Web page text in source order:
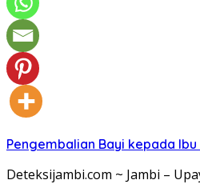
Pengembalian Bayi kepada
Deteksijambi.com ~ Jambi –